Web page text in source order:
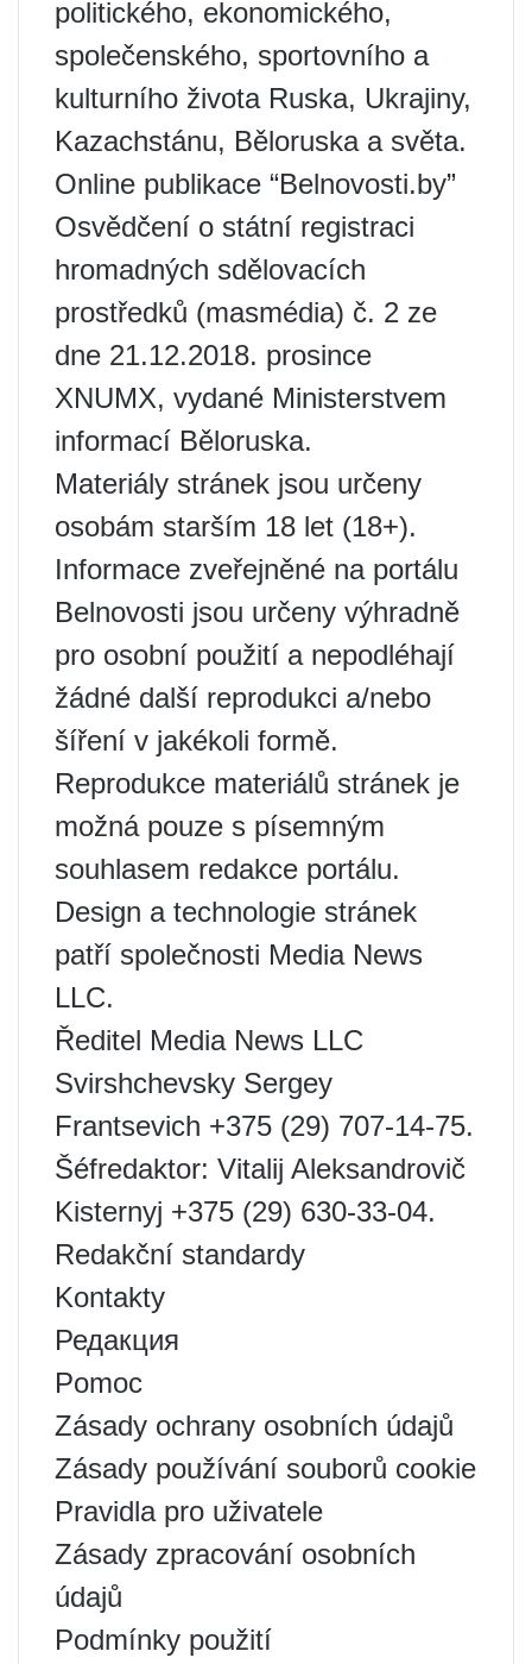
politického, ekonomického,
společenského, sportovního a
kulturního života Ruska, Ukrajiny,
Kazachstánu, Běloruska a světa.
Online publikace “Belnovosti.by”
Osvědčení o státní registraci
hromadných sdělovacích
prostředků (masmédia) č. 2 ze
dne 21.12.2018. prosince
XNUMX, vydané Ministerstvem
informací Běloruska.
Materiály stránek jsou určeny
osobám starším 18 let (18+).
Informace zveřejněné na portálu
Belnovosti jsou určeny výhradně
pro osobní použití a nepodléhají
žádné další reprodukci a/nebo
šíření v jakékoli formě.
Reprodukce materiálů stránek je
možná pouze s písemným
souhlasem redakce portálu.
Design a technologie stránek
patří společnosti Media News
LLC.
Ředitel Media News LLC
Svirshchevsky Sergey
Frantsevich +375 (29) 707-14-75.
Šéfredaktor: Vitalij Aleksandrovič
Kisternyj +375 (29) 630-33-04.
Redakční standardy
Kontakty
Редакция
Pomoc
Zásady ochrany osobních údajů
Zásady používání souborů cookie
Pravidla pro uživatele
Zásady zpracování osobních
údajů
Podmínky použití